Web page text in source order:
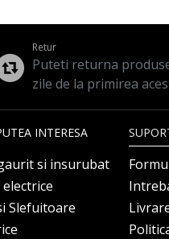
Retur
Puteti returna
zile de la primirea
INTERESA
si insurubat
Slefuitoare